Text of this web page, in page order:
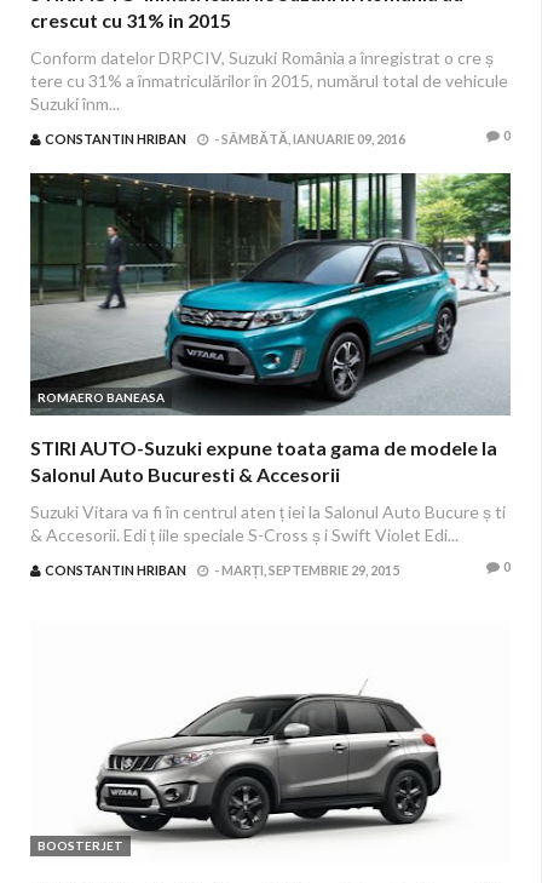
crescut cu 31% in 2015
Conform datelor DRPCIV, Suzuki România a înregistrat o cre ș
tere cu 31% a înmatriculărilor în 2015, numărul total de vehicule
Suzuki înm...
CONSTANTIN HRIBAN -SÂMBĂTĂ, IANUARIE 09, 2016 0
ROMAERO BANEASA
STIRI AUTO-Suzuki expune toata gama de modele la
Salonul Auto Bucuresti & Accesorii
Suzuki Vitara va fi în centrul aten ț iei la Salonul Auto Bucure ș ti
& Accesorii. Edi ț iile speciale S-Cross ș i Swift Violet Edi...
CONSTANTIN HRIBAN -MARȚI, SEPTEMBRIE 29, 2015 0
BOOSTERJET